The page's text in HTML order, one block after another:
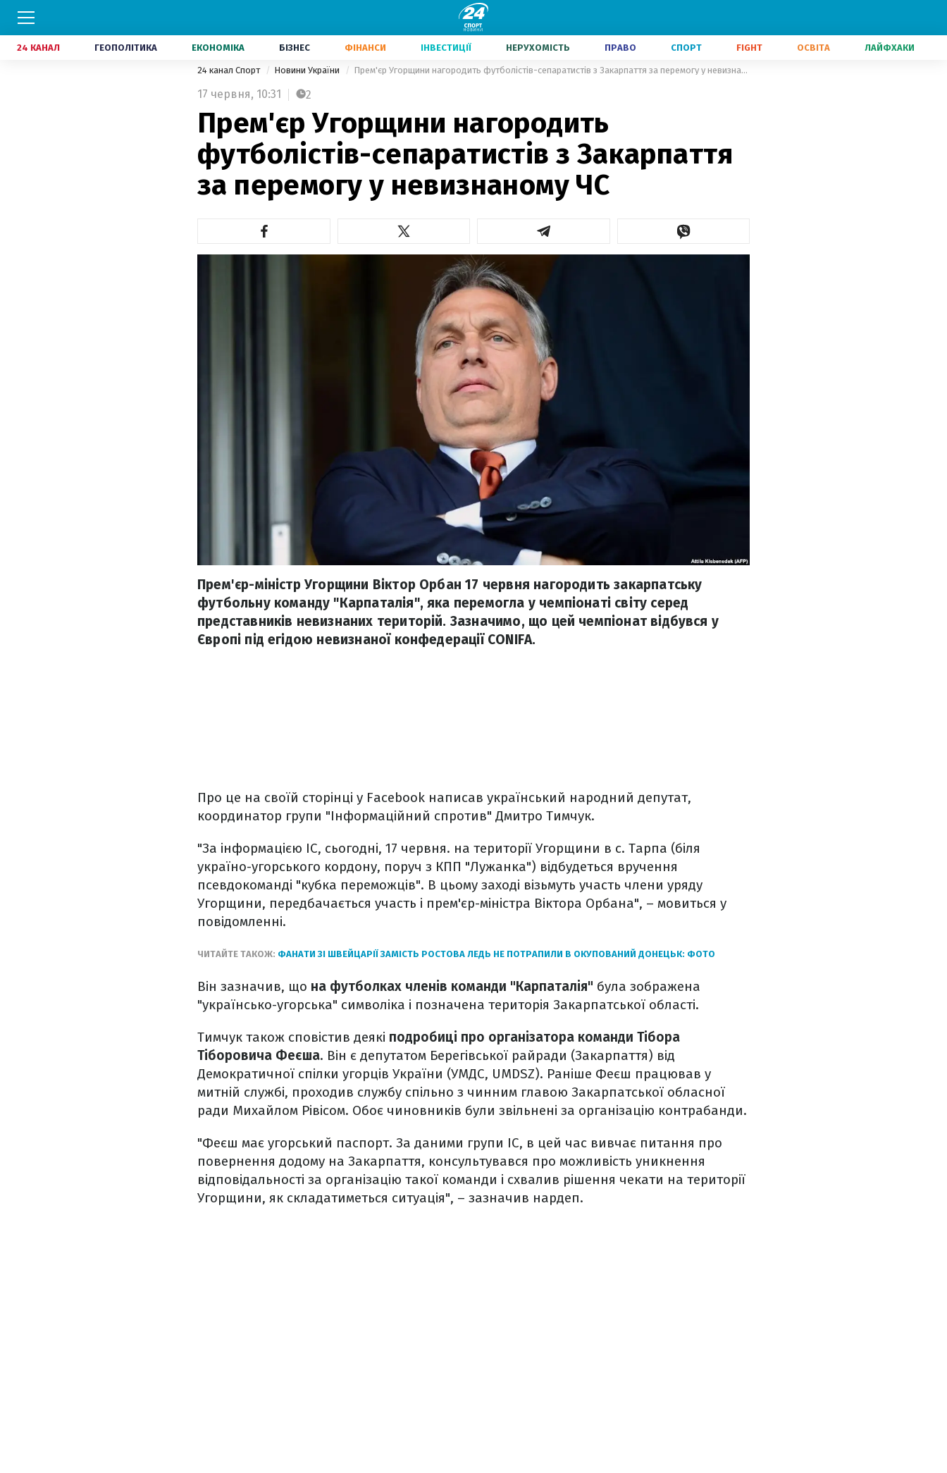
24 КАНАЛ ГЕОПОЛІТИКА ЕКОНОМІКА БІЗНЕС ФІНАНСИ ІНВЕСТИЦІЇ НЕРУХОМІСТЬ ПРАВО СПОРТ FIGHT ОСВІТА ЛАЙФХАКИ
24 канал Спорт Новини України Прем'єр Угорщини нагородить футболістів-сепаратистів з Закарпаття за перемогу у невизнаному ЧС
17 червня, 10:31 2
Прем'єр Угорщини нагородить
футболістів-сепаратистів з Закарпаття
за перемогу у невизнаному ЧС
Прем'єр-міністр Угорщини Віктор Орбан 17 червня нагородить закарпатську
футбольну команду "Карпаталія", яка перемогла у чемпіонаті світу серед
представників невизнаних територій. Зазначимо, що цей чемпіонат відбувся у
Європі під егідою невизнаної конфедерації CONIFA.
Про це на своїй сторінці у Facebook написав український народний депутат,
координатор групи "Інформаційний спротив" Дмитро Тимчук.
"За інформацією ІС, сьогодні, 17 червня. на території Угорщини в с. Тарпа (біля
україно-угорського кордону, поруч з КПП "Лужанка") відбудеться вручення
псевдокоманді "кубка переможців". В цьому заході візьмуть участь члени уряду
Угорщини, передбачається участь і прем'єр-міністра Віктора Орбана", – мовиться у
повідомленні.
ЧИТАЙТЕ ТАКОЖ: ФАНАТИ ЗІ ШВЕЙЦАРІЇ ЗАМІСТЬ РОСТОВА ЛЕДЬ НЕ ПОТРАПИЛИ В ОКУПОВАНИЙ ДОНЕЦЬК: ФОТО
Він зазначив, що на футболках членів команди "Карпаталія" була зображена
"українсько-угорська" символіка і позначена територія Закарпатської області.
Тимчук також сповістив деякі подробиці про організатора команди Тібора
Тіборовича Феєша. Він є депутатом Берегівської райради (Закарпаття) від
Демократичної спілки угорців України (УМДС, UMDSZ). Раніше Феєш працював у
митній службі, проходив службу спільно з чинним главою Закарпатської обласної
ради Михайлом Рівісом. Обоє чиновників були звільнені за організацію контрабанди.
"Феєш має угорський паспорт. За даними групи ІС, в цей час вивчає питання про
повернення додому на Закарпаття, консультувався про можливість уникнення
відповідальності за організацію такої команди і схвалив рішення чекати на території
Угорщини, як складатиметься ситуація", – зазначив нардеп.